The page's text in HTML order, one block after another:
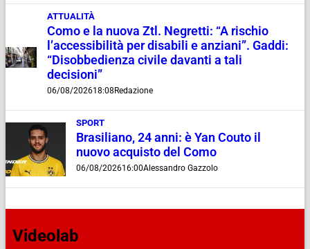
ATTUALITÀ
Como e la nuova Ztl. Negretti: “A rischio
l’accessibilità per disabili e anziani”. Gaddi:
“Disobbedienza civile davanti a tali
decisioni”
06/08/202618:08 Redazione
SPORT
Brasiliano, 24 anni: è Yan Couto il
nuovo acquisto del Como
06/08/202616:00Alessandro Gazzolo
Videolab